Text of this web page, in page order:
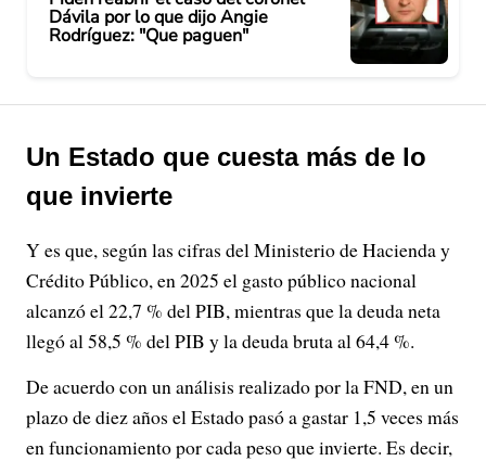
Dávila por lo que dijo Angie
Rodríguez: "Que paguen"
Un Estado que cuesta más de lo
que invierte
Y es que, según las cifras del Ministerio de Hacienda y
Crédito Público, en 2025 el gasto público nacional
alcanzó el 22,7 % del PIB, mientras que la deuda neta
llegó al 58,5 % del PIB y la deuda bruta al 64,4 %.
De acuerdo con un análisis realizado por la FND, en un
plazo de diez años el Estado pasó a gastar 1,5 veces más
en funcionamiento por cada peso que invierte. Es decir,